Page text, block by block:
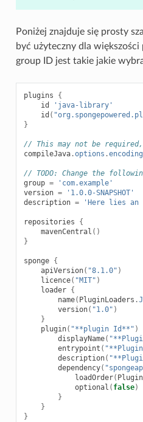
Poniżej znajduje się prosty
być użyteczny dla większości
group ID jest takie jakie
plugins
{
id
'java-library'
id (
}
// This may not be
compileJava.options .encoding
// TODO: Change the
group =
'com.example'
version =
'1.0.0-SNAPSHOT'
description = 'Here lies an
repositories
{
mavenCentral ()
}
sponge {
apiVersion( "8.1.0" )
licence( "MIT" )
loader {
name( PluginLoaders .
version( "1.0" )
}
plugin( "**plugin Id**" )
displayName(
entrypoint (
description(
dependency(
loadOrder(
optional ( false)
}
}
}